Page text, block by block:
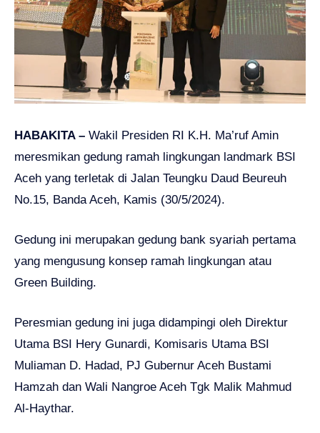
HABAKITA – Wakil Presiden RI K.H. Ma’ruf Amin
meresmikan gedung ramah lingkungan landmark BSI
Aceh yang terletak di Jalan Teungku Daud Beureuh
No.15, Banda Aceh, Kamis (30/5/2024).
Gedung ini merupakan gedung bank syariah pertama
yang mengusung konsep ramah lingkungan atau
Green Building.
Peresmian gedung ini juga didampingi oleh Direktur
Utama BSI Hery Gunardi, Komisaris Utama BSI
Muliaman D. Hadad, PJ Gubernur Aceh Bustami
Hamzah dan Wali Nangroe Aceh Tgk Malik Mahmud
Al-Haythar.